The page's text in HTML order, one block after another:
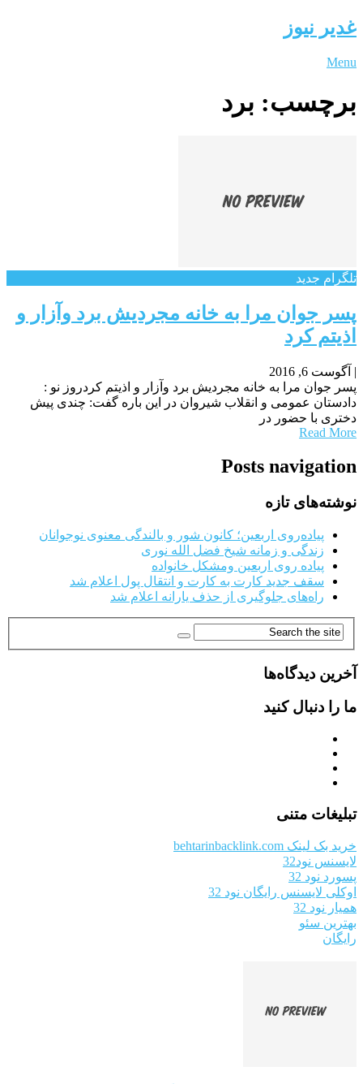
غدیر نیوز
Menu
برچسب: برد
تلگرام جدید
پسر جوان مرا به خانه مجردیش برد وآزار و
اذیتم کرد
| آگوست 6, 2016
پسر جوان مرا به خانه مجردیش برد وآزار و اذیتم کردروز نو :
دادستان عمومی و انقلاب شیروان در این باره گفت: چندی پیش
دختری با حضور در
Read More
Posts navigation
نوشته‌های تازه
پیاده‌روی اربعین؛ کانون شور و بالندگی معنوی نوجوانان
زندگی و زمانه شیخ فضل الله نوری
پیاده روی اربعین ومشکل خانواده
سقف جدید کارت به کارت و انتقال پول اعلام شد
راه‌های جلوگیری از حذف یارانه اعلام شد
آخرین دیدگاه‌ها
ما را دنبال کنید
تبلیغات متنی
خرید بک لینک behtarinbacklink.com
لایسنس نود32
پسورد نود 32
اوکلی لایسنس رایگان نود 32
همیار نود 32
بهترین سئو
رایگان